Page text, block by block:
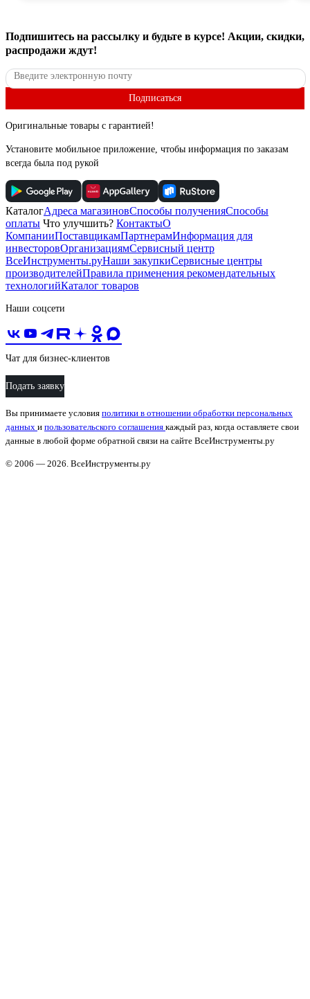
Подпишитесь на рассылку и будьте в курсе! Акции, скидки,
распродажи ждут!
Подписаться
Оригинальные товары с гарантией!
Установите мобильное приложение, чтобы информация по заказам
всегда была под рукой
КаталогАдреса магазиновСпособы полученияСпособы
оплаты Что улучшить? КонтактыО
КомпанииПоставщикамПартнерамИнформация для
инвесторовОрганизациямСервисный центр
ВсеИнструменты.руНаши закупкиСервисные центры
производителейПравила применения рекомендательных
технологийКаталог товаров
Наши соцсети
Чат для бизнес-клиентов
Подать заявку
Вы принимаете условия политики в отношении обработки персональных
данных и пользовательского соглашения каждый раз, когда оставляете свои
данные в любой форме обратной связи на сайте ВсеИнструменты.ру
© 2006 — 2026. ВсеИнструменты.ру